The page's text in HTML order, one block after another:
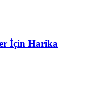
İçin Harika